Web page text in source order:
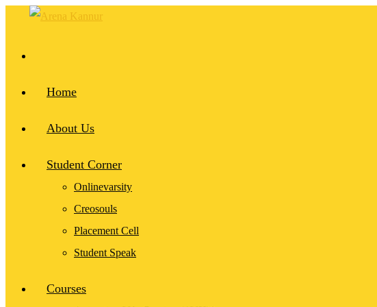
Home
About Us
Student Corner
Onlinevarsity
Creosouls
Placement Cell
Student Speak
Courses